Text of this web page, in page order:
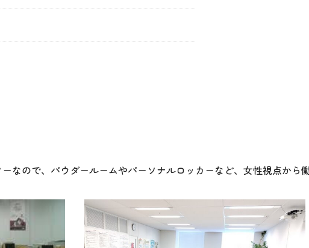
なので、パウダールームやパーソナルロッカーなど、女性視点から